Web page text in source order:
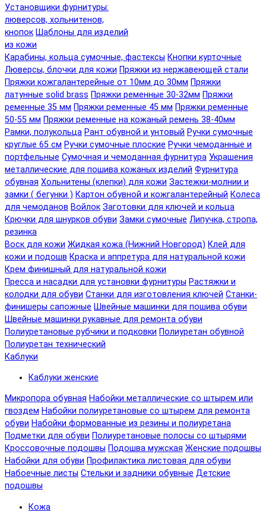
Установщики фурнитуры:
люверсов, хольнитенов,
кнопок Шаблоны для изделий
из кожи
Карабины, кольца сумочные, фастексы Кнопки курточные
Люверсы, блочки для кожи Пряжки из нержавеющей стали
Пряжки кожгалантерейные от 10мм до 30мм Пряжки
латунные solid brass Пряжки ременные 30-32мм Пряжки
ременные 35 мм Пряжки ременные 45 мм Пряжки ременные
50-55 мм Пряжки ременные на кожаный ремень 38-40мм
Рамки, полукольца Рант обувной и унтовый Ручки сумочные
круглые 65 см Ручки сумочные плоские Ручки чемоданные и
портфельные Сумочная и чемоданная фурнитура Украшения
металлические для пошива кожаных изделий Фурнитура
обувная Хольнитены (клепки) для кожи Застежки-молнии и
замки ( бегунки ) Картон обувной и кожгалантерейный Колеса
для чемоданов Войлок Заготовки для ключей и кольца
Крючки для шнурков обуви Замки сумочные Липучка, стропа,
резинка
Воск для кожи Жидкая кожа (Нижний Новгород) Клей для
кожи и подошв Краска и аппретура для натуральной кожи
Крем финишный для натуральной кожи
Пресса и насадки для установки фурнитуры Растяжки и
колодки для обуви Станки для изготовления ключей Станки-
финишеры сапожные Швейные машинки для пошива обуви
Швейные машинки рукавные для ремонта обуви
Полиуретановые рубчики и подковки Полиуретан обувной
Полиуретан технический
Каблуки
Каблуки женские
Микропора обувная Набойки металлические со штырем или
гвоздем Набойки полиуретановые со штырем для ремонта
обуви Набойки формованные из резины и полиуретана
Подметки для обуви Полиуретановые полосы со штырями
Кроссовочные подошвы Подошва мужская Женские подошвы
Набойки для обуви Профилактика листовая для обуви
Набоечные листы Стельки и задники обувные Детские
подошвы
Кожа